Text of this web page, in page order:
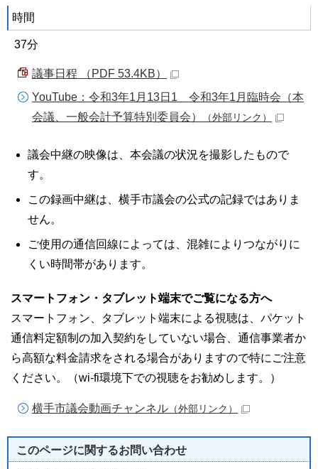
時間
37分
議事日程 （PDF 53.4KB）
YouTube：令和3年1月13日1 令和3年1月臨時会（本
会議、一般会計予算特別委員会）
（外部リンク）
議会中継の映像は、本会議の状況を撮影したもので
す。
この録画中継は、横手市議会の公式の記録ではありま
せん。
ご使用の通信回線によっては、混雑によりつながりに
くい時間帯があります。
スマートフォン・タブレット端末でご覧になる方へ
スマートフォン、タブレット端末による視聴は、パケット
通信料定額制の加入契約をしていない場合、通信事業者か
ら高額な料金請求をされる場合がありますので特にご注意
ください。（wi-fi環境下での視聴をお勧めします。）
横手市議会動画チャンネル （外部リンク）
このページに関するお問い合わせ